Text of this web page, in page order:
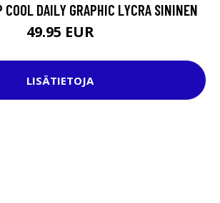
COOL DAILY GRAPHIC LYCRA SININEN
49.95 EUR
LISÄTIETOJA